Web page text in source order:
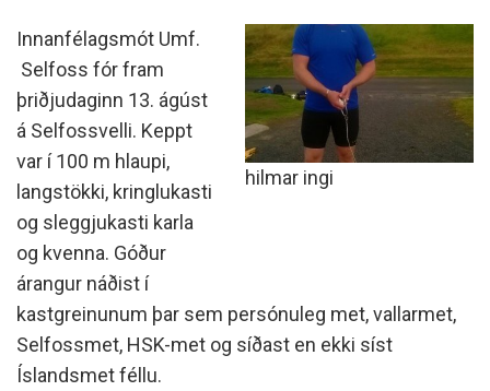
hilmar ingi
Innanfélagsmót Umf.
Selfoss fór fram
þriðjudaginn 13. ágúst
á Selfossvelli. Keppt
var í 100 m hlaupi,
langstökki, kringlukasti
og sleggjukasti karla
og kvenna. Góður
árangur náðist í
kastgreinunum þar sem persónuleg met, vallarmet,
Selfossmet, HSK-met og síðast en ekki síst
Íslandsmet féllu.